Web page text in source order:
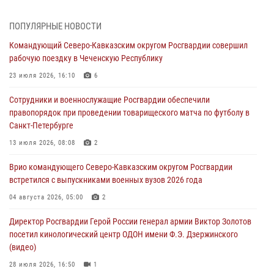
настольному теннису ко Дню физкультурника
08 августа 2026, 07:00
ограниченными возможностями здоровья (видео)
08 августа 2026, 06:32
Спецназ Росгвардии в Марий Эл почтил память товарища на
08 августа 2026, 06:15 9
День физкультурника в Уральском округе Росгвардии отметили
08 августа 2026, 06:03
ПОПУЛЯРНЫЕ НОВОСТИ
Командующий Северо-Кавказским округом Росгвардии совершил
рабочую поездку в Чеченскую Республику
23 июля 2026, 16:10 6
Сотрудники и военнослужащие Росгвардии обеспечили
правопорядок при проведении товарищеского матча по футболу в
Санкт-Петербурге
13 июля 2026, 08:08 2
Врио командующего Северо-Кавказским округом Росгвардии
встретился с выпускниками военных вузов 2026 года
04 августа 2026, 05:00 2
Директор Росгвардии Герой России генерал армии Виктор Золотов
посетил кинологический центр ОДОН имени Ф.Э. Дзержинского
(видео)
28 июля 2026, 16:50 1